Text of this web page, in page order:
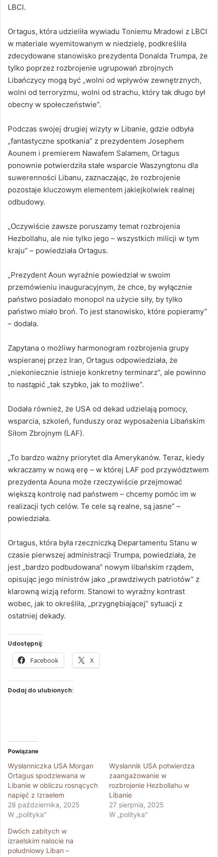
LBCI.
Ortagus, która udzieliła wywiadu Toniemu Mradowi z LBCI
w materiale wyemitowanym w niedzielę, podkreśliła
zdecydowane stanowisko prezydenta Donalda Trumpa, że
tylko poprzez rozbrojenie ugrupowań zbrojnych
Libańczycy mogą być „wolni od wpływów zewnętrznych,
wolni od terroryzmu, wolni od strachu, który tak długo był
obecny w społeczeństwie”.
Podczas swojej drugiej wizyty w Libanie, gdzie odbyła
„fantastyczne spotkania” z prezydentem Josephem
Aounem i premierem Nawafem Salamem, Ortagus
ponownie potwierdziła stałe wsparcie Waszyngtonu dla
suwerenności Libanu, zaznaczając, że rozbrojenie
pozostaje kluczowym elementem jakiejkolwiek realnej
odbudowy.
„Oczywiście zawsze poruszamy temat rozbrojenia
Hezbollahu, ale nie tylko jego – wszystkich milicji w tym
kraju” – powiedziała Ortagus.
„Prezydent Aoun wyraźnie powiedział w swoim
przemówieniu inauguracyjnym, że chce, by wyłącznie
państwo posiadało monopol na użycie siły, by tylko
państwo miało broń. To jest stanowisko, które popieramy”
– dodała.
Zapytana o możliwy harmonogram rozbrojenia grupy
wspieranej przez Iran, Ortagus odpowiedziała, że
„niekoniecznie istnieje konkretny terminarz”, ale powinno
to nastąpić „tak szybko, jak to możliwe”.
Dodała również, że USA od dekad udzielają pomocy,
wsparcia, szkoleń, funduszy oraz wyposażenia Libańskim
Siłom Zbrojnym (LAF).
„To bardzo ważny priorytet dla Amerykanów. Teraz, kiedy
wkraczamy w nową erę – w której LAF pod przywództwem
prezydenta Aouna może rzeczywiście przejmować
większą kontrolę nad państwem – chcemy pomóc im w
realizacji tych celów. Te cele są realne, są jasne” –
powiedziała.
Ortagus, która była rzeczniczką Departamentu Stanu w
czasie pierwszej administracji Trumpa, powiedziała, że
jest „bardzo podbudowana” nowym libańskim rządem,
opisując jego ministrów jako „prawdziwych patriotów” z
klarowną wizją reform. Stanowi to wyraźny kontrast
wobec, jak to określiła, „przygnębiającej” sytuacji z
ostatniej dekady.
Udostępnij:
Facebook X
Dodaj do ulubionych:
Powiązane
Wysłanniczka USA Morgan
Ortagus spodziewana w
Libanie w obliczu rosnących
napięć z Izraelem
28 października, 2025
W „polityka"
Wysłannik USA potwierdza
zaangażowanie w
rozbrojenie Hezbollahu w
Libanie
27 sierpnia, 2025
W „polityka"
Dwóch zabitych w
izraelskim nalocie na
południowy Liban –